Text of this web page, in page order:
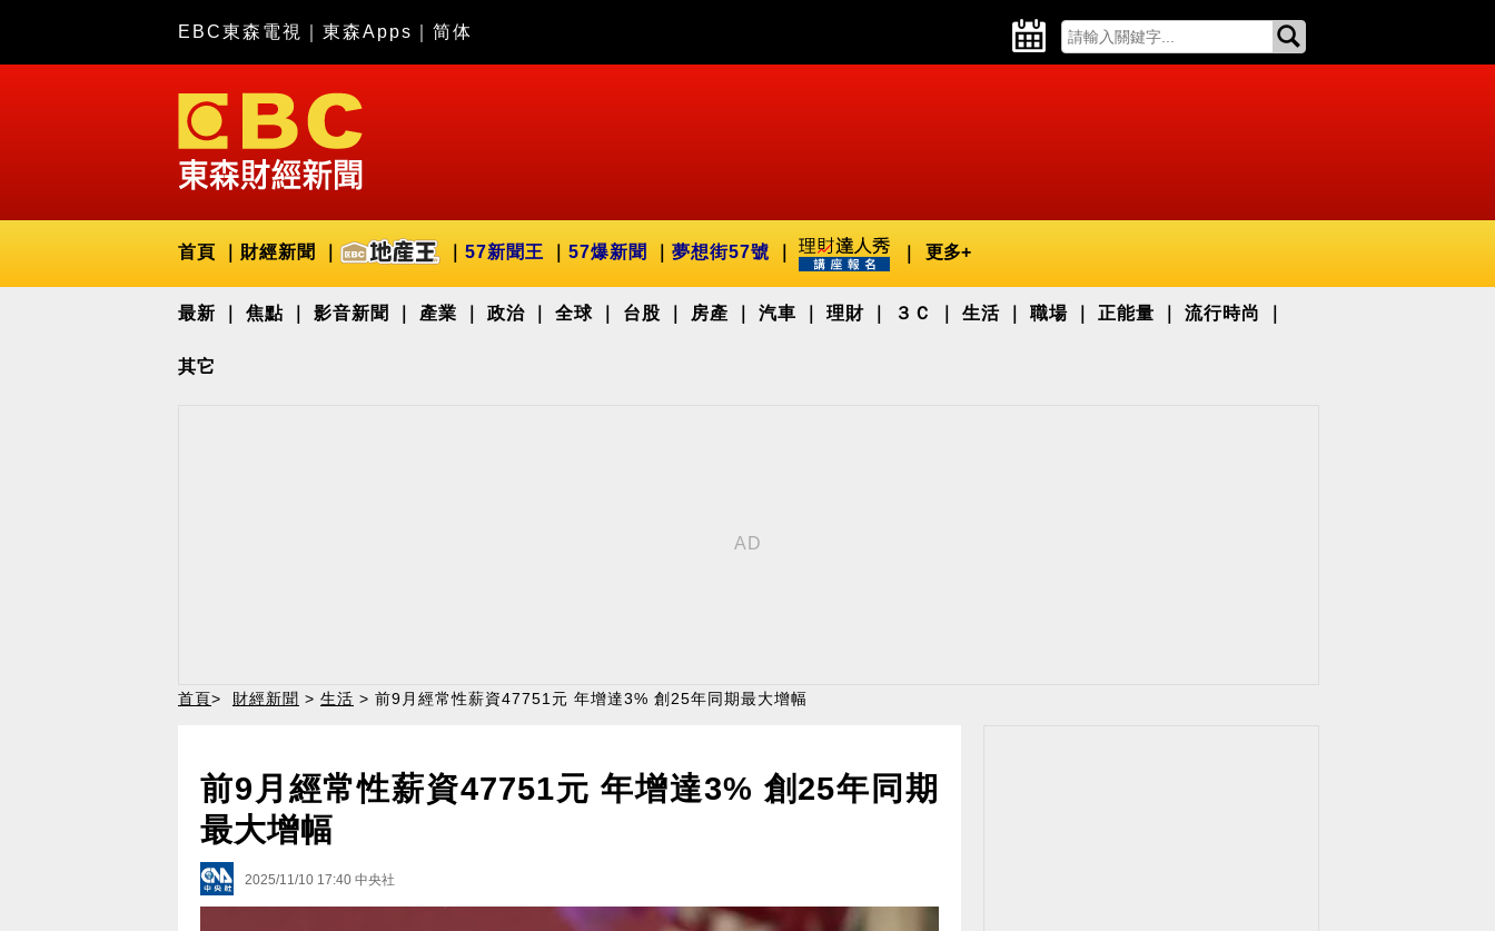
EBC東森電視 東森Apps 简体
首頁 財經新聞 57新聞王 57爆新聞 夢想街57號 更多+
最新 焦點 影音新聞 產業 政治 全球 台股 房產 汽車 理財 ３Ｃ 生活 職場 正能量 流行時尚
其它
首頁> 財經新聞 > 生活 > 前9月經常性薪資47751元 年增達3% 創25年同期最大增幅
前9月經常性薪資47751元 年增達3% 創25年同期
最大增幅
2025/11/10 17:40 中央社